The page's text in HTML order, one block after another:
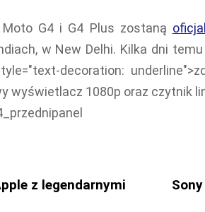
Moto G4 i G4 Plus zostaną
w New Delhi. Kilka dni
decoration:
wyświetlacz 1080p oraz czytnik
z legendarnymi